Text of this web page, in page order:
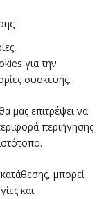
για την
συσκευής.
μας επιτρέψει να
περιήγησης
μπορεί
και